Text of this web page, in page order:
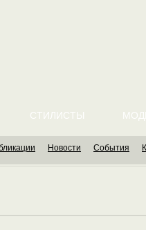
СТИЛИСТЫ
Новости События